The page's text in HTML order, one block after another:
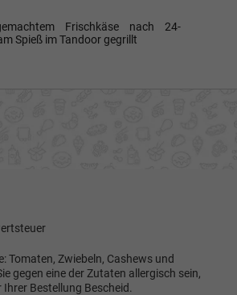
Frischkäse nach 24-
Spieß im Tandoor gegrillt
Tomaten, Zwiebeln, Cashews und
gegen eine der Zutaten allergisch sein,
Ihrer Bestellung Bescheid.